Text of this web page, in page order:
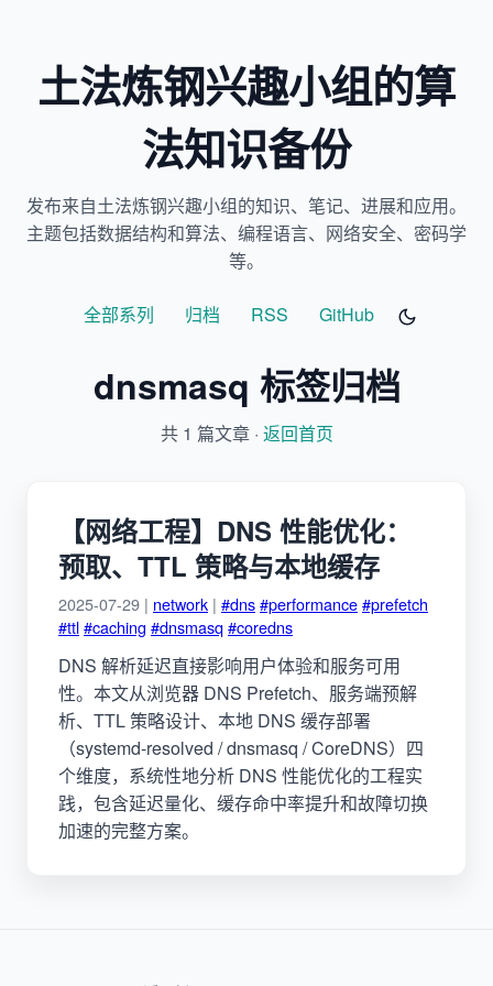
土法炼钢兴趣小组的算
法知识备份
发布来自土法炼钢兴趣小组的知识、笔记、进展和应用。
主题包括数据结构和算法、编程语言、网络安全、密码学
等。
全部系列 归档 RSS GitHub
dnsmasq 标签归档
共 1 篇文章 · 返回首页
【网络工程】DNS 性能优化：
预取、TTL 策略与本地缓存
2025-07-29 | network | #dns#performance#prefetch
#ttl#caching #dnsmasq#coredns
DNS 解析延迟直接影响用户体验和服务可用
性。本文从浏览器 DNS Prefetch、服务端预解
析、TTL 策略设计、本地 DNS 缓存部署
（systemd-resolved / dnsmasq / CoreDNS）四
个维度，系统性地分析 DNS 性能优化的工程实
践，包含延迟量化、缓存命中率提升和故障切换
加速的完整方案。